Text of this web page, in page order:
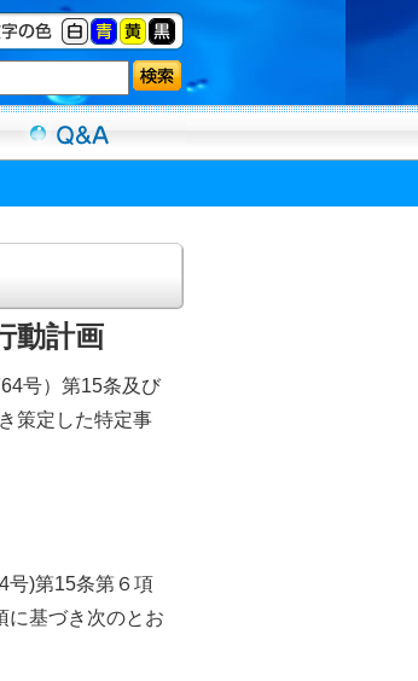
動計画
号）第15条及び
策定した特定事
号)第15条第６項
に基づき次のとお